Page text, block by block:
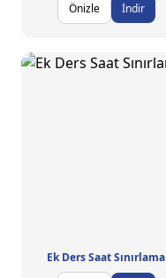
Önizle
İndir
Ek Ders Saat Sınırlama